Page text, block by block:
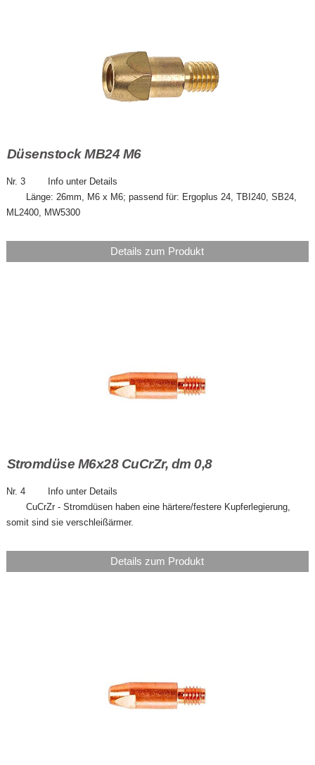
Düsenstock MB24 M6
Nr. 3 Info unter Details
Länge: 26mm, M6 x M6; passend für: Ergoplus 24, TBI240, SB24,
ML2400, MW5300
Details zum Produkt
Stromdüse M6x28 CuCrZr, dm 0,8
Nr. 4 Info unter Details
CuCrZr - Stromdüsen haben eine härtere/festere Kupferlegierung,
somit sind sie verschleißärmer.
Details zum Produkt